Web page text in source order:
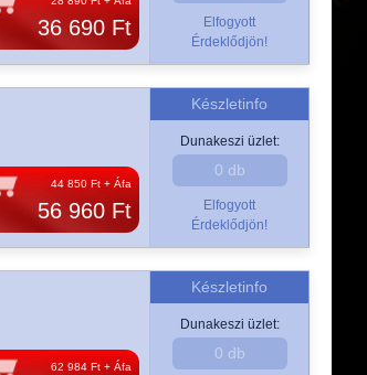
36 690 Ft
Elfogyott
Érdeklődjön!
44 850 Ft + Áfa
56 960 Ft
Készletinfo
Dunakeszi üzlet:
0 db
Elfogyott
Érdeklődjön!
62 984 Ft + Áfa
Készletinfo
Dunakeszi üzlet:
0 db